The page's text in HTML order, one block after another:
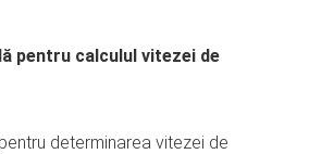
pentru calculul vitezei de
determinarea vitezei de